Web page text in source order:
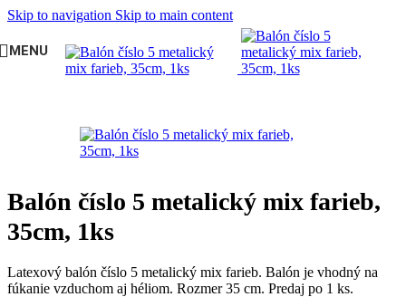
Skip to navigation Skip to main content
MENU
BALÓNY Balóny s potlačou
Balón číslo 5 metalický mix farieb,
35cm, 1ks
Latexový balón číslo 5 metalický mix farieb. Balón je vhodný na
fúkanie vzduchom aj héliom. Rozmer 35 cm. Predaj po 1 ks.